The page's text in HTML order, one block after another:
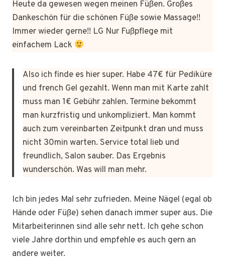
Heute da gewesen wegen meinen Füßen. Großes
Dankeschön für die schönen Füße sowie Massage!!
Immer wieder gerne!! LG Nur Fußpflege mit
einfachem Lack
Also ich finde es hier super. Habe 47€ für Pediküre
und french Gel gezahlt. Wenn man mit Karte zahlt
muss man 1€ Gebühr zahlen. Termine bekommt
man kurzfristig und unkompliziert. Man kommt
auch zum vereinbarten Zeitpunkt dran und muss
nicht 30min warten. Service total lieb und
freundlich, Salon sauber. Das Ergebnis
wunderschön. Was will man mehr.
Ich bin jedes Mal sehr zufrieden. Meine Nägel (egal ob
Hände oder Füße) sehen danach immer super aus. Die
Mitarbeiterinnen sind alle sehr nett. Ich gehe schon
viele Jahre dorthin und empfehle es auch gern an
andere weiter.